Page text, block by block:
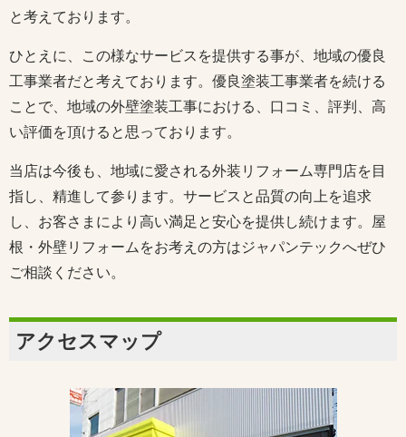
と考えております。
ひとえに、この様なサービスを提供する事が、地域の優良
工事業者だと考えております。優良塗装工事業者を続ける
ことで、地域の外壁塗装工事における、口コミ、評判、高
い評価を頂けると思っております。
当店は今後も、地域に愛される外装リフォーム専門店を目
指し、精進して参ります。サービスと品質の向上を追求
し、お客さまにより高い満足と安心を提供し続けます。屋
根・外壁リフォームをお考えの方はジャパンテックへぜひ
ご相談ください。
アクセスマップ